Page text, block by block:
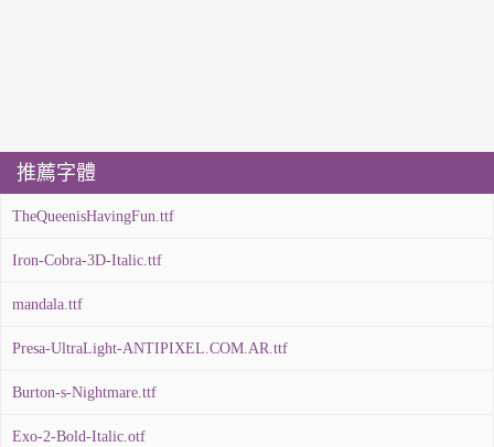
推薦字體
TheQueenisHavingFun.ttf
Iron-Cobra-3D-Italic.ttf
mandala.ttf
Presa-UltraLight-ANTIPIXEL.COM.AR.ttf
Burton-s-Nightmare.ttf
Exo-2-Bold-Italic.otf